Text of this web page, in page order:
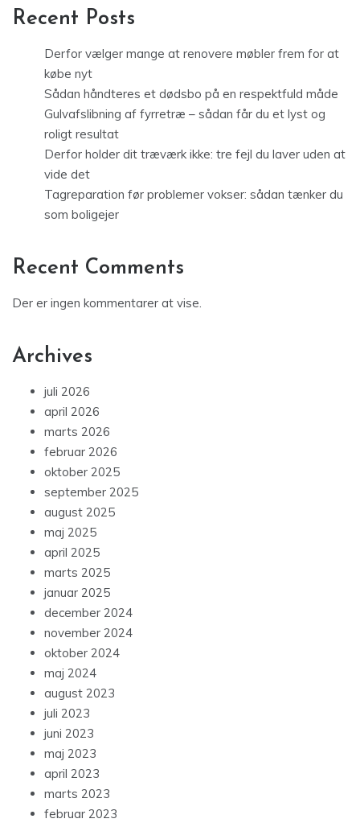
Recent Posts
Derfor vælger mange at renovere møbler frem for at
købe nyt
Sådan håndteres et dødsbo på en respektfuld måde
Gulvafslibning af fyrretræ – sådan får du et lyst og
roligt resultat
Derfor holder dit træværk ikke: tre fejl du laver uden at
vide det
Tagreparation før problemer vokser: sådan tænker du
som boligejer
Recent Comments
Der er ingen kommentarer at vise.
Archives
juli 2026
april 2026
marts 2026
februar 2026
oktober 2025
september 2025
august 2025
maj 2025
april 2025
marts 2025
januar 2025
december 2024
november 2024
oktober 2024
maj 2024
august 2023
juli 2023
juni 2023
maj 2023
april 2023
marts 2023
februar 2023